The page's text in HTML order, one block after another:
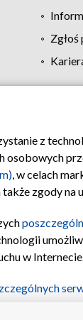
z
, w celach
zgody
w